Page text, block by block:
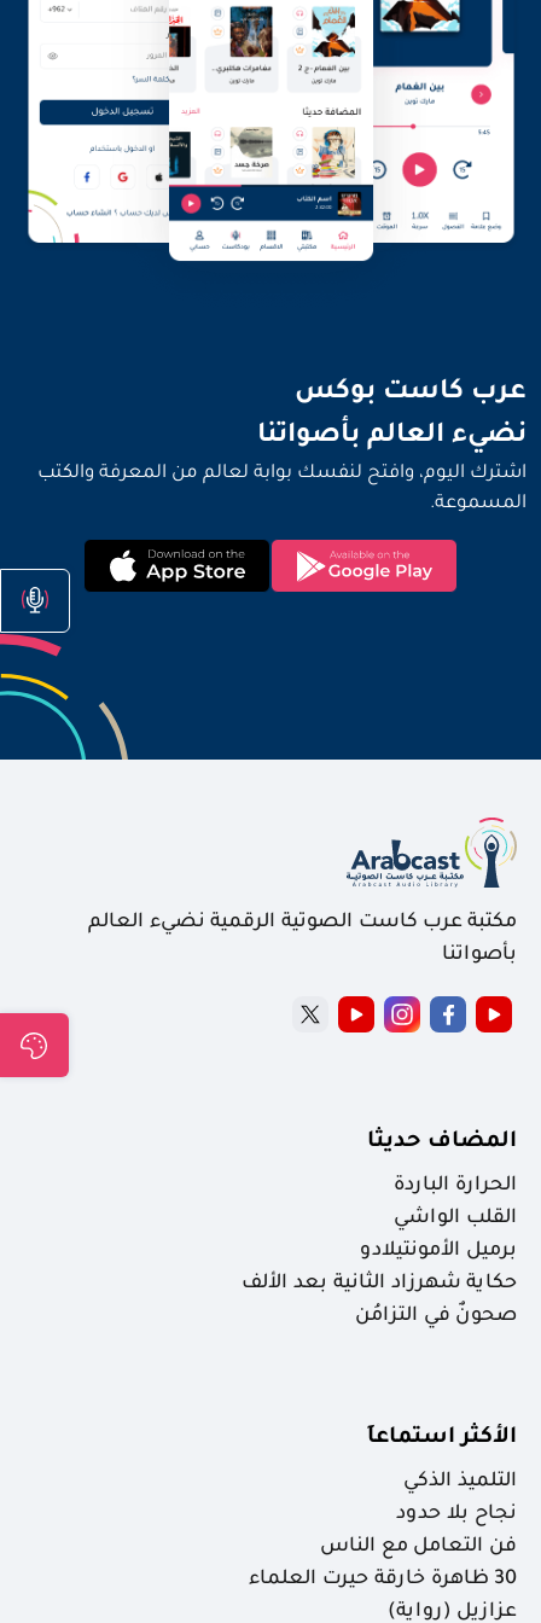
عرب كاست بوكس
نضيء العالم بأصواتنا
اشترك اليوم، وافتح لنفسك بوابة لعالم من المعرفة والكتب
المسموعة.
مكتبة عرب كاست الصوتية الرقمية نضيء العالم
بأصواتنا
المضاف حديثا
الحرارة الباردة
القلب الواشي
برميل الأمونتيلادو
حكاية شهرزاد الثانية بعد الألف
صحونٌ في التزامُن
الأكثر استماعاَ
التلميذ الذكي
نجاح بلا حدود
فن التعامل مع الناس
30 ظاهرة خارقة حيرت العلماء
عزازيل (رواية)